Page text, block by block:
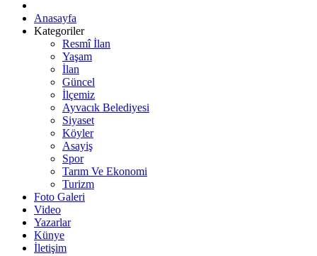
Anasayfa
Kategoriler
Resmî İlan
Yaşam
İlan
Güncel
İlçemiz
Ayvacık Belediyesi
Siyaset
Köyler
Asayiş
Spor
Tarım Ve Ekonomi
Turizm
Foto Galeri
Video
Yazarlar
Künye
İletişim